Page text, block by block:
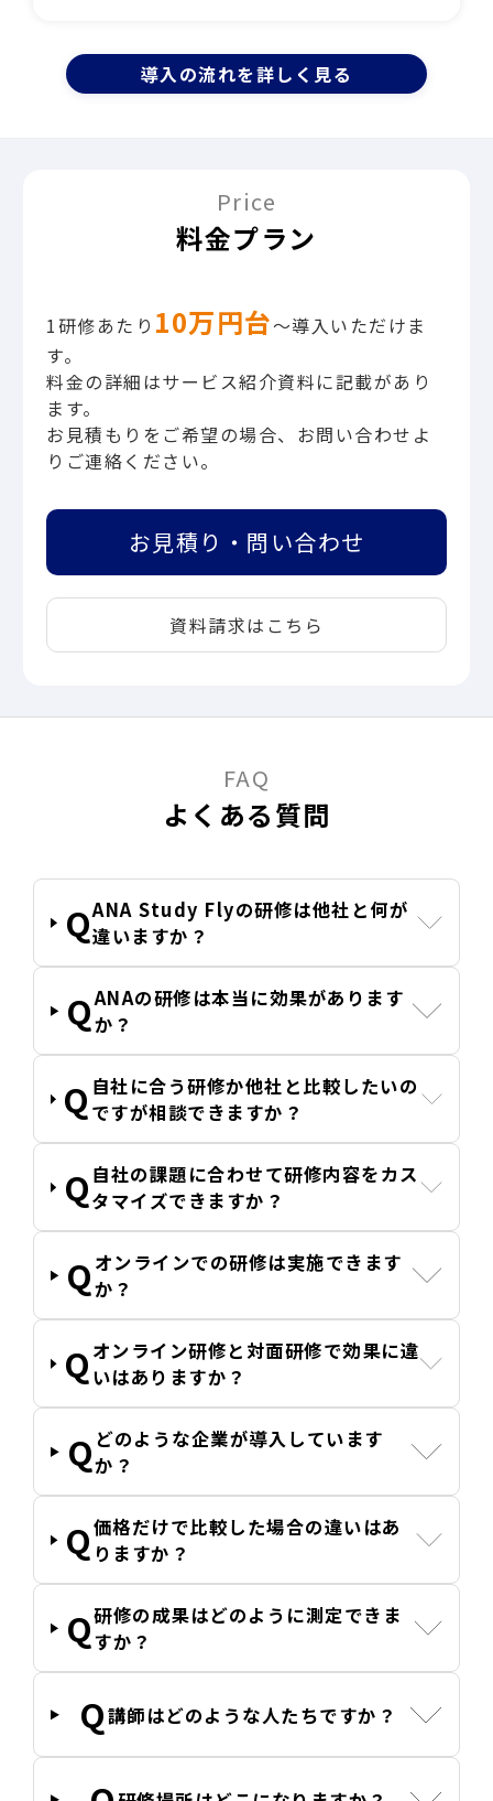
導入の流れを詳しく見る
Price
料金プラン
1研修あたり 10万円台〜導入いただけま
す。
料金の詳細はサービス紹介資料に記載があり
ます。
お見積もりをご希望の場合、お問い合わせよ
りご連絡ください。
お見積り・問い合わせ
資料請求はこちら
FAQ
よくある質問
ANA Study Flyの研修は他社と何が
違いますか？
ANAの研修は本当に効果があります
か？
自社に合う研修か他社と比較したいの
ですが相談できますか？
自社の課題に合わせて研修内容をカス
タマイズできますか？
オンラインでの研修は実施できます
か？
オンライン研修と対面研修で効果に違
いはありますか？
どのような企業が導入しています
か？
価格だけで比較した場合の違いはあ
りますか？
研修の成果はどのように測定できま
すか？
講師はどのような人たちですか？